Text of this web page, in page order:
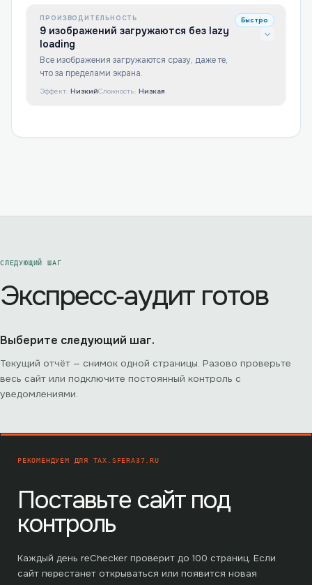
ПРОИЗВОДИТЕЛЬНОСТЬ
9 изображений загружаются без lazy
loading
Все изображения загружаются сразу, даже те,
что за пределами экрана.
Быстро
Эффект: НизкийСложность: Низкая
СЛЕДУЮЩИЙ ШАГ
Экспресс‑аудит готов
Выберите следующий шаг.
Текущий отчёт — снимок одной страницы. Разово проверьте
весь сайт или подключите постоянный контроль с
уведомлениями.
РЕКОМЕНДУЕМ ДЛЯ TAX.SFERA37.RU
Поставьте сайт под
контроль
Каждый день reChecker проверит до 100 страниц. Если
сайт перестанет открываться или появится новая